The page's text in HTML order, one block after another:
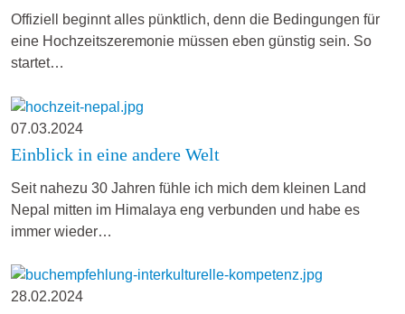
Offiziell beginnt alles pünktlich, denn die Bedingungen für
eine Hochzeitszeremonie müssen eben günstig sein. So
startet…
07.03.2024
Einblick in eine andere Welt
Seit nahezu 30 Jahren fühle ich mich dem kleinen Land
Nepal mitten im Himalaya eng verbunden und habe es
immer wieder…
28.02.2024